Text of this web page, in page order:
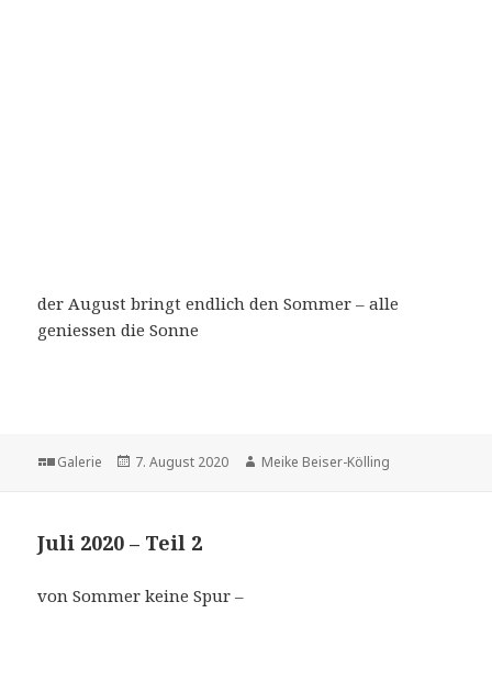
der August bringt endlich den Sommer – alle
geniessen die Sonne
Format
Galerie
Veröffentlicht
7. August 2020 Autor
Meike Beiser-Kölling
Juli 2020 – Teil 2
von Sommer keine Spur –